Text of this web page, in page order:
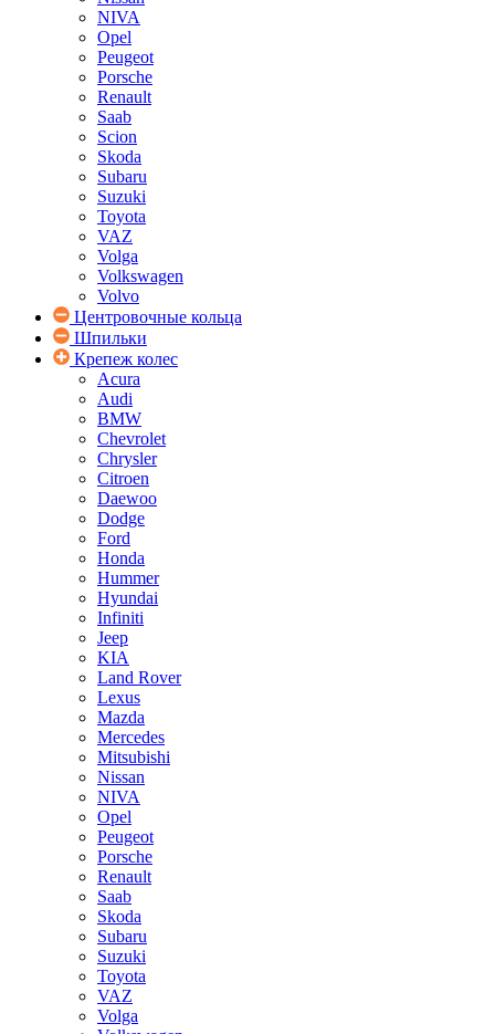
NIVA
Opel
Peugeot
Porsche
Renault
Saab
Scion
Skoda
Subaru
Suzuki
Toyota
VAZ
Volga
Volkswagen
Volvo
Центровочные кольца
Шпильки
Крепеж колес
Acura
Audi
BMW
Chevrolet
Chrysler
Citroen
Daewoo
Dodge
Ford
Honda
Hummer
Hyundai
Infiniti
Jeep
KIA
Land Rover
Lexus
Mazda
Mercedes
Mitsubishi
Nissan
NIVA
Opel
Peugeot
Porsche
Renault
Saab
Skoda
Subaru
Suzuki
Toyota
VAZ
Volga